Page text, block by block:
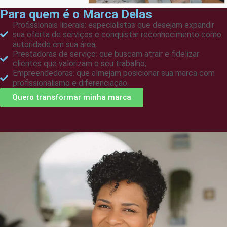
Para quem é o Marca Delas
Profissionais liberais: especialistas que desejam expandir
sua oferta de serviços e conquistar reconhecimento como
autoridade em sua área;
Prestadoras de serviço: que buscam atrair e fidelizar
clientes que valorizam o seu trabalho;
Empreendedoras: que almejam posicionar sua marca com
profissionalismo e diferenciação.
Quero transformar minha marca